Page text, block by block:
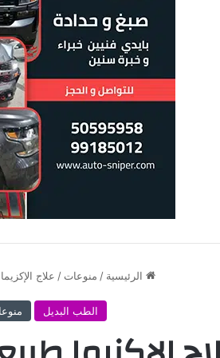
الرئيسية / منوعات / علاج
الطب البديل